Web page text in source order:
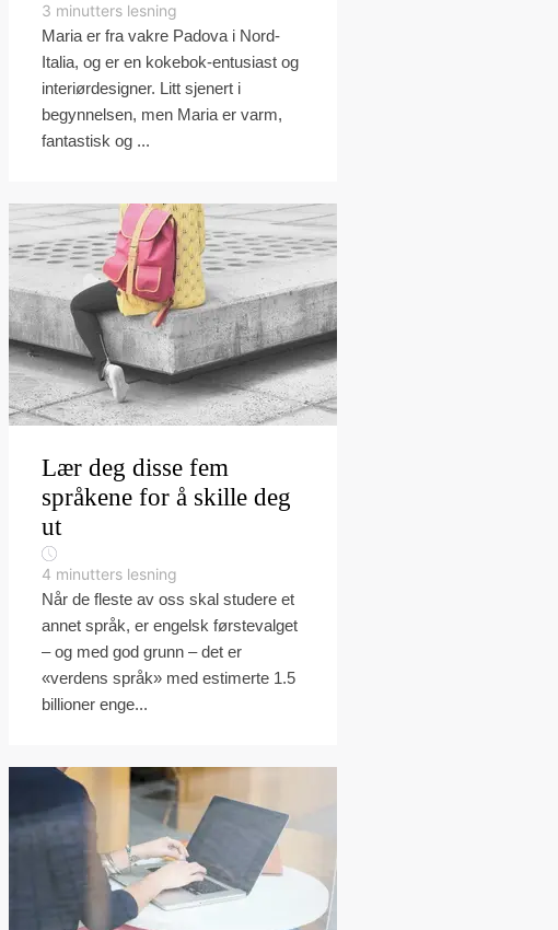
3 minutters lesning
Maria er fra vakre Padova i Nord-
Italia, og er en kokebok-entusiast og
interiørdesigner. Litt sjenert i
begynnelsen, men Maria er varm,
fantastisk og ...
Lær deg disse fem
språkene for å skille deg
ut
4 minutters lesning
Når de fleste av oss skal studere et
annet språk, er engelsk førstevalget
– og med god grunn – det er
«verdens språk» med estimerte 1.5
billioner enge...